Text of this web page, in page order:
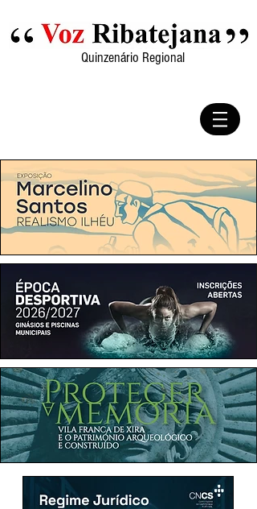
Quinzenário Regional